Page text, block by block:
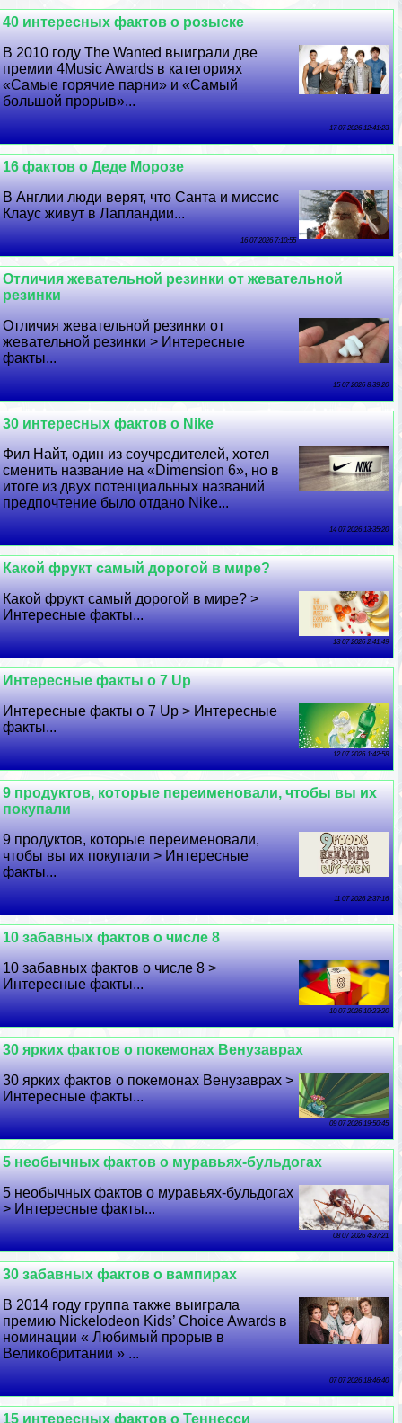
40 интересных фактов о розыске
В 2010 году The Wanted выиграли две
премии 4Music Awards в категориях
«Самые горячие парни» и «Самый
большой прорыв»...
17 07 2026 12:41:23
16 фактов о Деде Морозе
В Англии люди верят, что Санта и миссис
Клаус живут в Лапландии...
16 07 2026 7:10:55
Отличия жевательной резинки от жевательной
резинки
Отличия жевательной резинки от
жевательной резинки > Интересные
факты...
15 07 2026 8:39:20
30 интересных фактов о Nike
Фил Найт, один из соучредителей, хотел
сменить название на «Dimension 6», но в
итоге из двух потенциальных названий
предпочтение было отдано Nike...
14 07 2026 13:35:20
Какой фрукт самый дорогой в мире?
Какой фрукт самый дорогой в мире? >
Интересные факты...
13 07 2026 2:41:49
Интересные факты о 7 Up
Интересные факты о 7 Up > Интересные
факты...
12 07 2026 1:42:58
9 продуктов, которые переименовали, чтобы вы их
покупали
9 продуктов, которые переименовали,
чтобы вы их покупали > Интересные
факты...
11 07 2026 2:37:16
10 забавных фактов о числе 8
10 забавных фактов о числе 8 >
Интересные факты...
10 07 2026 10:23:20
30 ярких фактов о покемонах Венузаврах
30 ярких фактов о покемонах Венузаврах >
Интересные факты...
09 07 2026 19:50:45
5 необычных фактов о муравьях-бульдогах
5 необычных фактов о муравьях-бульдогах
> Интересные факты...
08 07 2026 4:37:21
30 забавных фактов о вампирах
В 2014 году группа также выиграла
премию Nickelodeon Kids’ Choice Awards в
номинации « Любимый прорыв в
Великобритании » ...
07 07 2026 18:46:40
15 интересных фактов о Теннесси